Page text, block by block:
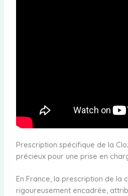
Prescription spécifique de la
précieux pour une prise en
En France, la prescription de la
rigoureusement encadrée,